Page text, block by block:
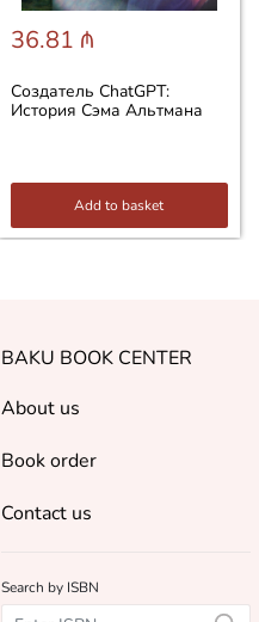
36.81 ₼
Создатель ChatGPT:
История Сэма Альтмана
Add to basket
BAKU BOOK CENTER
About us
Book order
Contact us
Search by ISBN